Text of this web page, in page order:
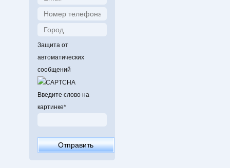
Защита от
автоматических
сообщений
Введите слово на
картинке*